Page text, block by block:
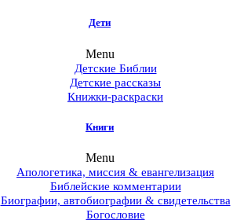
Дети
Menu
Детские Библии
Детские рассказы
Книжки-раскраски
Книги
Menu
Апологетика, миссия & евангелизация
Библейские комментарии
Биографии, автобиографии & свидетельства
Богословие